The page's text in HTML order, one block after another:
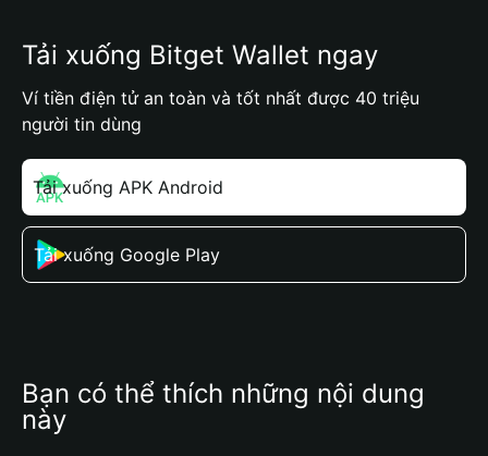
Tải xuống Bitget Wallet ngay
Ví tiền điện tử an toàn và tốt nhất được 40 triệu
người tin dùng
Tải xuống APK Android
Tải xuống Google Play
Bạn có thể thích những nội dung
này